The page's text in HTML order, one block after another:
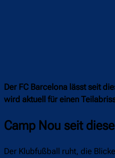
Der FC Barcelona lässt seit
wird aktuell für einen
Camp Nou seit
Der Klubfußball ruht, die